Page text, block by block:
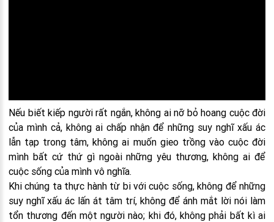
Nếu biết kiếp người rất ngắn, không ai nỡ bỏ hoang cuộc đời
của mình cả, không ai chấp nhận để những suy nghĩ xấu ác
lẫn tạp trong tâm, không ai muốn gieo trồng vào cuộc đời
mình bất cứ thứ gì ngoài những yêu thương, không ai để
cuộc sống của mình vô nghĩa.
Khi chúng ta thực hành từ bi với cuộc sống, không để những
suy nghĩ xấu ác lấn át tâm trí, không để ánh mắt lời nói làm
tổn thương đến một người nào; khi đó, không phải bất kì ai